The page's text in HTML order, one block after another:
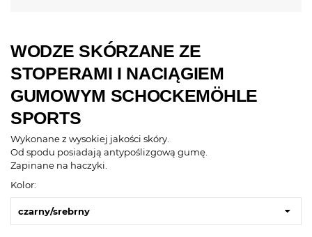
WODZE SKÓRZANE ZE
STOPERAMI I NACIĄGIEM
GUMOWYM SCHOCKEMÖHLE
SPORTS
Wykonane z wysokiej jakości skóry.
Od spodu posiadają antypoślizgową gumę.
Zapinane na haczyki.
Kolor:
czarny/srebrny